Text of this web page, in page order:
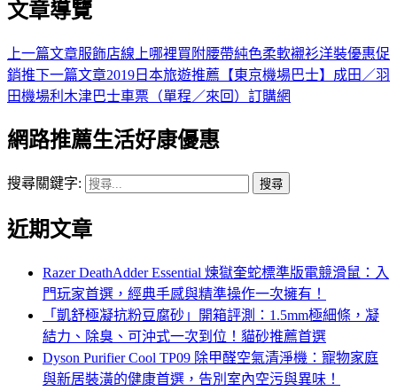
文章導覽
上一篇文章服飾店線上哪裡買附腰帶純色柔軟襯衫洋裝優惠促
銷推下一篇文章2019日本旅遊推薦【東京機場巴士】成田／羽
田機場利木津巴士車票（單程／來回）訂購網
網路推薦生活好康優惠
搜尋關鍵字:
近期文章
Razer DeathAdder Essential 煉獄奎蛇標準版電競滑鼠：入
門玩家首選，經典手感與精準操作一次擁有！
「凱舒極凝抗粉豆腐砂」開箱評測：1.5mm極細條，凝
結力、除臭、可沖式一次到位！貓砂推薦首選
Dyson Purifier Cool TP09 除甲醛空氣清淨機：寵物家庭
與新居裝潢的健康首選，告別室內空污與異味！